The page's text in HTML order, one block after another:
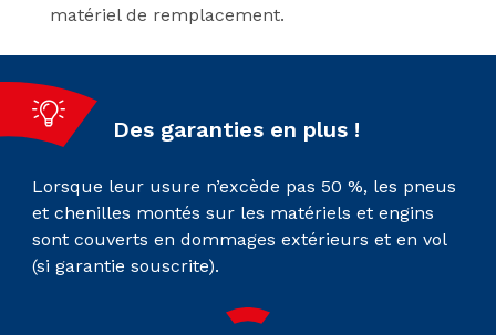
matériel de remplacement.
Des garanties en plus !
Lorsque leur usure n’excède pas 50 %, les pneus
et chenilles montés sur les matériels et engins
sont couverts en dommages extérieurs et en vol
(si garantie souscrite).